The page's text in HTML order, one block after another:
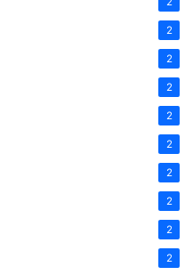
2
2
2
2
2
2
2
2
2